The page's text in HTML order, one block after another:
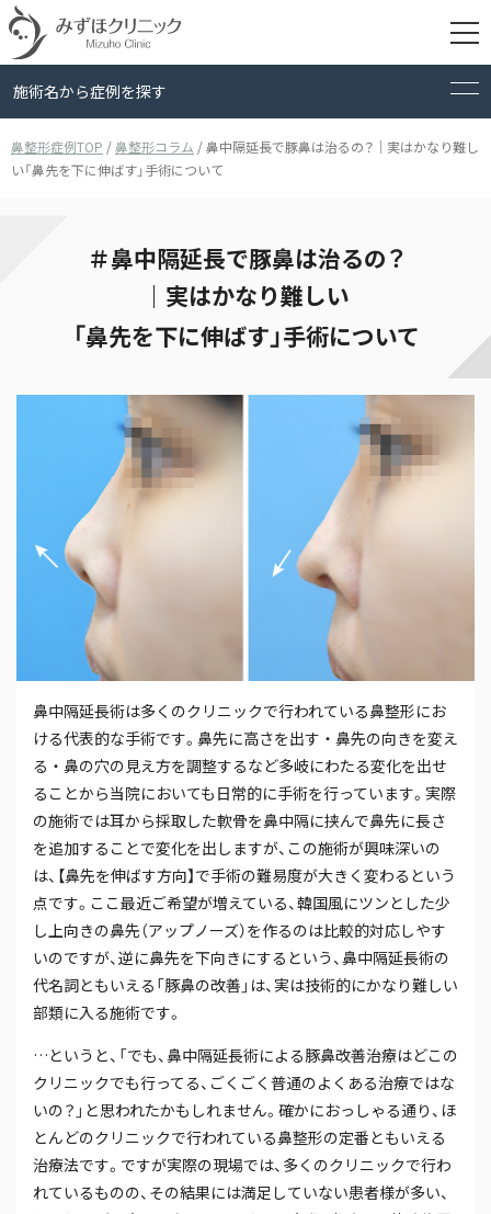
施術名から症例を探す
鼻整形症例TOP /鼻整形コラム /鼻中隔延長で豚鼻は治るの？｜実はかなり難し
い「鼻先を下に伸ばす」手術について
＃鼻中隔延長で豚鼻は治るの？
｜実はかなり難しい
「鼻先を下に伸ばす」手術について
鼻中隔延長術は多くのクリニックで行われている鼻整形にお
ける代表的な手術です。鼻先に高さを出す・鼻先の向きを変え
る・鼻の穴の見え方を調整するなど多岐にわたる変化を出せ
ることから当院においても日常的に手術を行っています。実際
の施術では耳から採取した軟骨を鼻中隔に挟んで鼻先に長さ
を追加することで変化を出しますが、この施術が興味深いの
は、【鼻先を伸ばす方向】で手術の難易度が大きく変わるという
点です。ここ最近ご希望が増えている、韓国風にツンとした少
し上向きの鼻先（アップノーズ）を作るのは比較的対応しやす
いのですが、逆に鼻先を下向きにするという、鼻中隔延長術の
代名詞ともいえる「豚鼻の改善」は、実は技術的にかなり難しい
部類に入る施術です。
…というと、「でも、鼻中隔延長術による豚鼻改善治療はどこの
クリニックでも行ってる、ごくごく普通のよくある治療ではな
いの？」と思われたかもしれません。確かにおっしゃる通り、ほ
とんどのクリニックで行われている鼻整形の定番ともいえる
治療法です。ですが実際の現場では、多くのクリニックで行わ
れているものの、その結果には満足していない患者様が多い、